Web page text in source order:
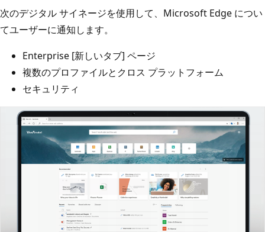
次のデジタル サイネージを使用して、Microsoft Edge につい
てユーザーに通知します。
Enterprise [新しいタブ] ページ
複数のプロファイルとクロス プラットフォーム
セキュリティ